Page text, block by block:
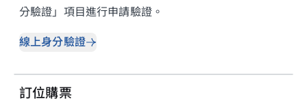
分驗證」項目進行申請驗證。
線上身分驗證
訂位購票